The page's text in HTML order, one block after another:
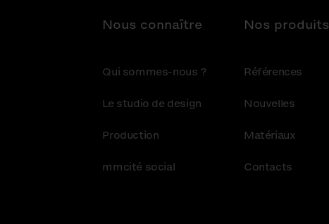
Nous connaître
Qui sommes-nous ?
Le studio de design
Production
mmcité social
Nos produits
Références
Nouvelles
Matériaux
Contacts